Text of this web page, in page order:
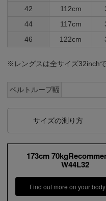
42 112cm
44
117cm
46
122cm
※レングスは全サイズ32inch
ベルトループ幅
サイズの測り方
173cm
W44L32
Find out more on your